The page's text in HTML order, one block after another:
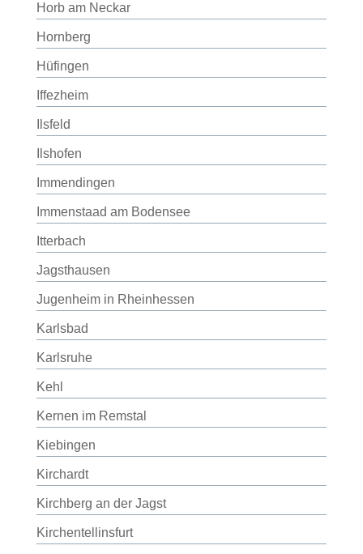
Horb am Neckar
Hornberg
Hüfingen
Iffezheim
Ilsfeld
Ilshofen
Immendingen
Immenstaad am Bodensee
Itterbach
Jagsthausen
Jugenheim in Rheinhessen
Karlsbad
Karlsruhe
Kehl
Kernen im Remstal
Kiebingen
Kirchardt
Kirchberg an der Jagst
Kirchentellinsfurt